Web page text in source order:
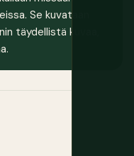
Se kuvataan
täydellistä kuvaa,